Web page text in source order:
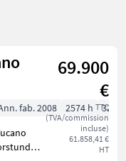
69.900
€
TTC
(TVA/commission
incluse)
61.858,41 €
HT
fab. 2008 2574 h
325